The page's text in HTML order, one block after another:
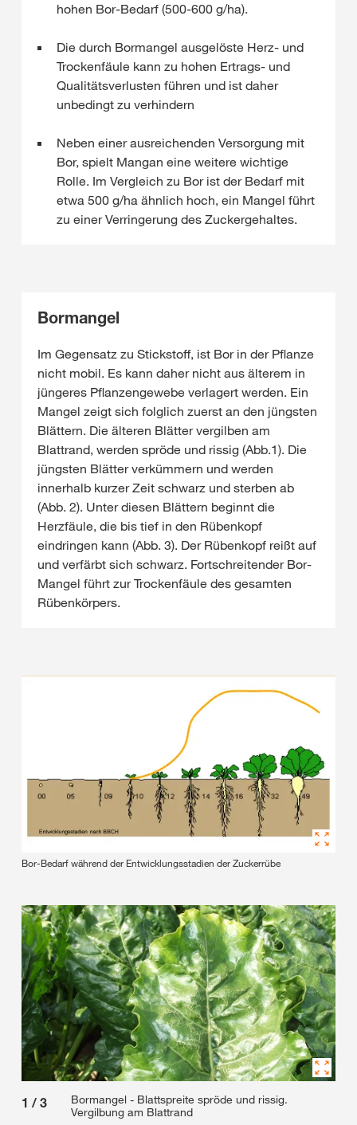
hohen Bor-Bedarf (500-600 g/ha).
Die durch Bormangel ausgelöste Herz- und
Trockenfäule kann zu hohen Ertrags- und
Qualitätsverlusten führen und ist daher
unbedingt zu verhindern
Neben einer ausreichenden Versorgung mit
Bor, spielt Mangan eine weitere wichtige
Rolle. Im Vergleich zu Bor ist der Bedarf mit
etwa 500 g/ha ähnlich hoch, ein Mangel führt
zu einer Verringerung des Zuckergehaltes.
Bormangel
Im Gegensatz zu Stickstoff, ist Bor in der Pflanze
nicht mobil. Es kann daher nicht aus älterem in
jüngeres Pflanzengewebe verlagert werden. Ein
Mangel zeigt sich folglich zuerst an den jüngsten
Blättern. Die älteren Blätter vergilben am
Blattrand, werden spröde und rissig (Abb.1). Die
jüngsten Blätter verkümmern und werden
innerhalb kurzer Zeit schwarz und sterben ab
(Abb. 2). Unter diesen Blättern beginnt die
Herzfäule, die bis tief in den Rübenkopf
eindringen kann (Abb. 3). Der Rübenkopf reißt auf
und verfärbt sich schwarz. Fortschreitender Bor-
Mangel führt zur Trockenfäule des gesamten
Rübenkörpers.
Bor-Bedarf während der Entwicklungsstadien der Zuckerrübe
1 / 3
Bormangel - Blattspreite spröde und rissig.
Vergilbung am Blattrand